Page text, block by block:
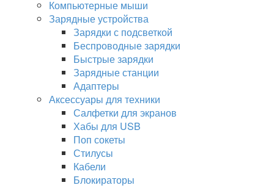
Компьютерные мыши
Зарядные устройства
Зарядки с подсветкой
Беспроводные зарядки
Быстрые зарядки
Зарядные станции
Адаптеры
Аксессуары для техники
Салфетки для экранов
Хабы для USB
Поп сокеты
Стилусы
Кабели
Блокираторы